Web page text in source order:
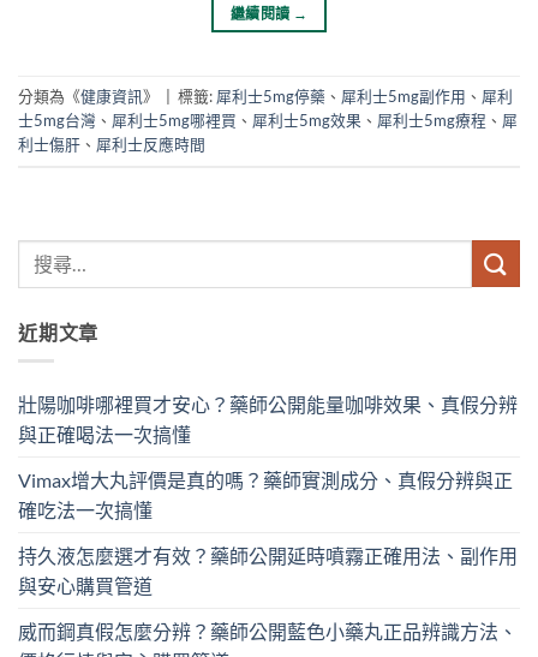
繼續閱讀 →
分類為《健康資訊》 標籤: 犀利士5mg停藥 、 犀利士5mg副作用 、 犀利
士5mg台灣 、 犀利士5mg哪裡買 、 犀利士5mg效果 、 犀利士5mg療程 、 犀
利士傷肝 、 犀利士反應時間
近期文章
壯陽咖啡哪裡買才安心？藥師公開能量咖啡效果、真假分辨
與正確喝法一次搞懂
Vimax增大丸評價是真的嗎？藥師實測成分、真假分辨與正
確吃法一次搞懂
持久液怎麼選才有效？藥師公開延時噴霧正確用法、副作用
與安心購買管道
威而鋼真假怎麼分辨？藥師公開藍色小藥丸正品辨識方法、